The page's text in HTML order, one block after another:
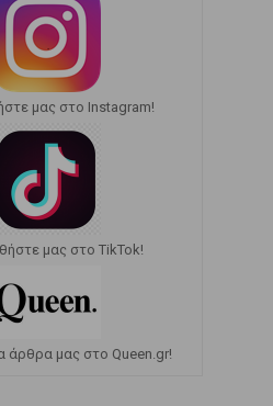
μας στο Instagram!
μας στο TikTok!
άρθρα μας στο Queen.gr!